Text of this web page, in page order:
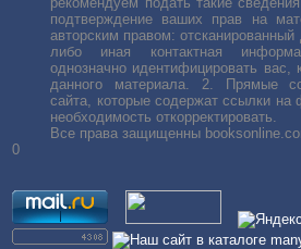
подтверждение ваших прав на
авторским правом:
либо иная контактная
однозначно идентифицировать вас,
данного материала. 2. Прямые
сайта, которые содержат ссылки на
необходимость откорректировать.
Все права защищенны
0